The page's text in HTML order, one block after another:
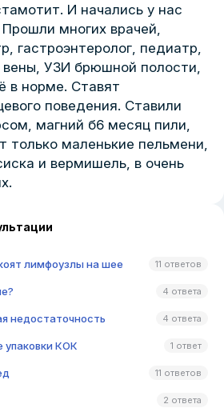
И начались у нас
многих врачей,
гастроэнтеролог, педиатр,
вены, УЗИ брюшной полости,
в норме. Ставят
поведения. Ставили
магний б6 месяц пили,
только маленькие пельмени,
и вермишель, в очень
лимфоузлы на шее 11 ответов
4 ответа
недостаточность 4 ответа
упаковки КОК 1 ответ
11 ответов
2 ответа